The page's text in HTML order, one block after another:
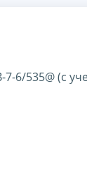
6/535@ (с